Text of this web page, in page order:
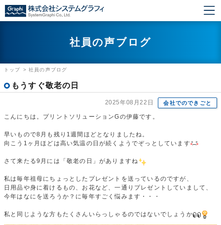
社員の声ブログ
トップ >社員の声ブログ
もうすぐ敬老の日
2025年08月22日 会社でのできごと
こんにちは。プリントソリューションGの伊藤です。
早いもので8月も残り1週間ほどとなりましたね。
向こう1ヶ月ほどは高い気温の日が続くようでぞっとしています
さて来たる9月には「敬老の日」がありますね
私は毎年祖母にちょっとしたプレゼントを送っているのですが、
日用品や身に着けるもの、お花など、一通りプレゼントしていまして、
今年はなにを送ろうか？に毎年すごく悩みます・・・
私と同じような方もたくさんいらっしゃるのではないでしょうか